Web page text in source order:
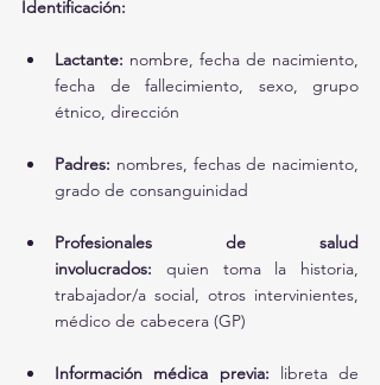
Identificación:
Lactante: nombre, fecha de nacimiento,
fecha de fallecimiento, sexo, grupo
étnico, dirección
Padres: nombres, fechas de nacimiento,
grado de consanguinidad
Profesionales de salud
involucrados: quien toma la historia,
trabajador/a social, otros intervinientes,
médico de cabecera (GP)
Información médica previa: libreta de